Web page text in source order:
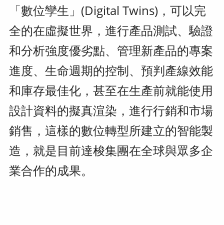
「數位孿生」(Digital Twins)，可以完
全的在虛擬世界，進行產品測試、驗證
和分析強度優劣點、管理新產品的專案
進度、生命週期的控制、預判產線效能
和庫存最佳化，甚至在生產前就能使用
設計資料的擬真渲染，進行行銷和市場
銷售，這樣的數位轉型所建立的智能製
造，就是目前達梭集團在全球與眾多企
業合作的成果。